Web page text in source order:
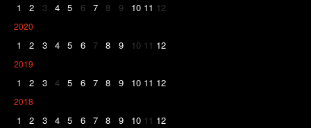
1 2 3 4 5 6 7 8 9 10 11 12
2020
1 2 3 4 5 6 7 8 9 10 11 12
2019
1 2 3 4 5 6 7 8 9 10 11 12
2018
1 2 3 4 5 6 7 8 9 10 11 12